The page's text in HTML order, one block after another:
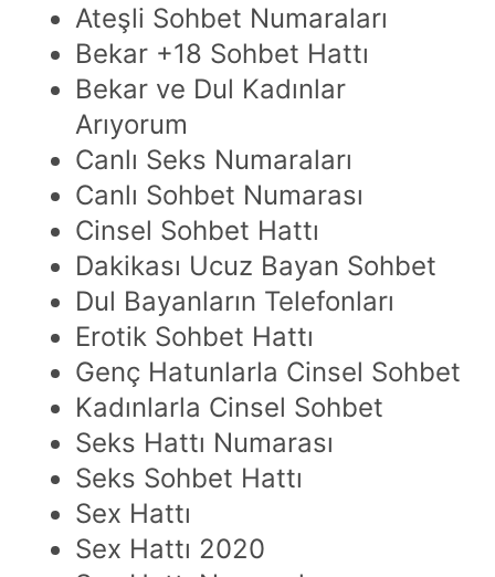
Ateşli Sohbet Numaraları
Bekar +18 Sohbet Hattı
Bekar ve Dul Kadınlar
Arıyorum
Canlı Seks Numaraları
Canlı Sohbet Numarası
Cinsel Sohbet Hattı
Dakikası Ucuz Bayan Sohbet
Dul Bayanların Telefonları
Erotik Sohbet Hattı
Genç Hatunlarla Cinsel Sohbet
Kadınlarla Cinsel Sohbet
Seks Hattı Numarası
Seks Sohbet Hattı
Sex Hattı
Sex Hattı 2020